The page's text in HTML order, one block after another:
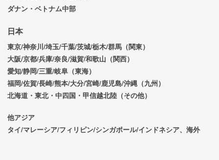
ダナン・ベトナム中部
日本
東京/神奈川/埼玉/千葉/茨城/栃木/群馬（関東）
大阪/京都/兵庫/奈良/滋賀/和歌山（関西）
愛知/静岡/三重/岐阜（東海）
福岡/佐賀/長崎/熊本/大分/宮崎/鹿児島/沖縄（九州）
北海道・東北・中四国・甲信越北陸（その他）
他アジア
タイ/マレーシア/フィリピン/シンガポール/インドネシア、海外